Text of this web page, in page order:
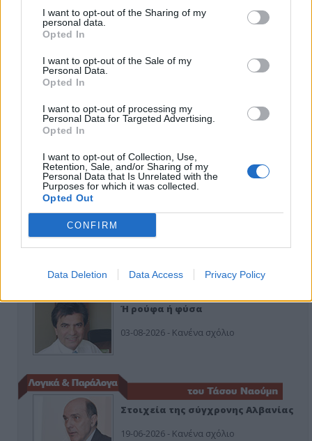
I want to opt-out of the Sharing of my
personal data.
Opted In
I want to opt-out of the Sale of my
Personal Data.
Opted In
I want to opt-out of processing my
Personal Data for Targeted Advertising.
Opted In
I want to opt-out of Collection, Use,
Retention, Sale, and/or Sharing of my
Personal Data that Is Unrelated with the
Purposes for which it was collected.
Opted Out
CONFIRM
Data Deletion Data Access Privacy Policy
εμπράκτως την περιφέρεια – μειώσ…
Να αποσυρθεί. Χθες.
Ή ρούφα ή φύσα
03-08-2026 - Κανένα σχόλιο
Στοιχεία της σύγχρονης Αλβανίας
19-06-2026 - Κανένα σχόλιο